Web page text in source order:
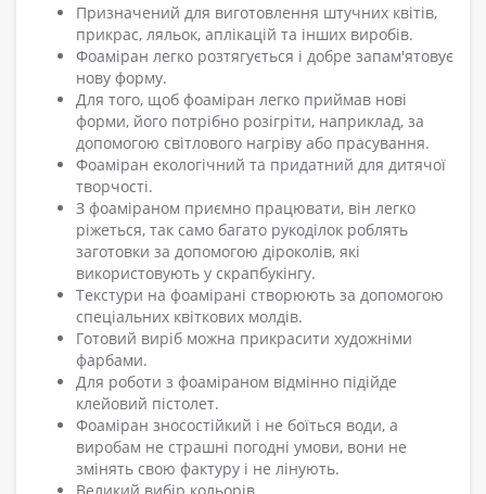
Призначений для виготовлення штучних квітів,
прикрас, ляльок, аплікацій та інших виробів.
Фоаміран легко розтягується і добре запам'ятовує
нову форму.
Для того, щоб фоаміран легко приймав нові
форми, його потрібно розігріти, наприклад, за
допомогою світлового нагріву або прасування.
Фоаміран екологічний та придатний для дитячої
творчості.
З фоаміраном приємно працювати, він легко
ріжеться, так само багато рукоділок роблять
заготовки за допомогою діроколів, які
використовують у скрапбукінгу.
Текстури на фоамірані створюють за допомогою
спеціальних квіткових молдів.
Готовий виріб можна прикрасити художніми
фарбами.
Для роботи з фоаміраном відмінно підійде
клейовий пістолет.
Фоаміран зносостійкий і не боїться води, а
виробам не страшні погодні умови, вони не
змінять свою фактуру і не лінують.
Великий вибір кольорів.